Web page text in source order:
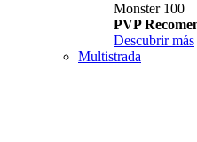
Monster 100
PVP
Descubrir más
Multistrada